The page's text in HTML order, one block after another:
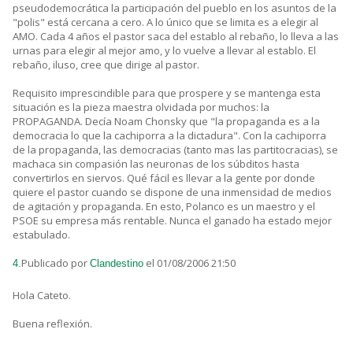
pseudodemocrática la participación del pueblo en los asuntos de la
"polis" está cercana a cero. A lo único que se limita es a elegir al
AMO. Cada 4 años el pastor saca del establo al rebaño, lo lleva a las
urnas para elegir al mejor amo, y lo vuelve a llevar al establo. El
rebaño, iluso, cree que dirige al pastor.
Requisito imprescindible para que prospere y se mantenga esta
situación es la pieza maestra olvidada por muchos: la
PROPAGANDA. Decía Noam Chonsky que "la propaganda es a la
democracia lo que la cachiporra a la dictadura". Con la cachiporra
de la propaganda, las democracias (tanto mas las partitocracias), se
machaca sin compasión las neuronas de los súbditos hasta
convertirlos en siervos. Qué fácil es llevar a la gente por donde
quiere el pastor cuando se dispone de una inmensidad de medios
de agitación y propaganda. En esto, Polanco es un maestro y el
PSOE su empresa más rentable. Nunca el ganado ha estado mejor
estabulado.
4.Publicado por Clandestino el 01/08/2006 21:50
Hola Cateto.
Buena reflexión.